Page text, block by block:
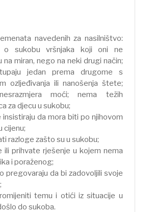
navedenih za nasilništvo:
o sukobu vršnjaka koji oni ne
na miran, nego na neki drugi način;
jedan prema drugome s
ozljeđivanja ili nanošenja štete;
moći; nema težih
za djecu u sukobu;
insistiraju da mora biti po njihovom
cijenu;
razloge zašto su u sukobu;
ili prihvate rješenje u kojem nema
i poraženog;
pregovaraju da bi zadovoljili svoje
temu i otići iz situacije u
do sukoba.